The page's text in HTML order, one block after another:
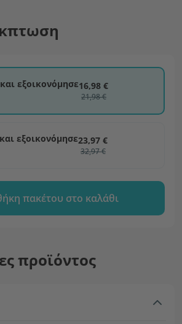
εξοικονόμησε16,98 €
21,98 €
εξοικονόμησε23,97 €
32,97 €
πακέτου στο καλάθι
προϊόντος